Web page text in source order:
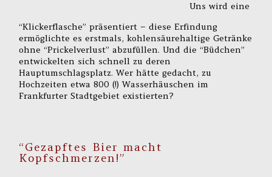
Uns wird eine
“Klickerflasche” präsentiert – diese Erfindung
ermöglichte es erstmals, kohlensäurehaltige Getränke
ohne “Prickelverlust” abzufüllen. Und die “Büdchen”
entwickelten sich schnell zu deren
Hauptumschlagsplatz. Wer hätte gedacht, zu
Hochzeiten etwa 800 (!) Wasserhäuschen im
Frankfurter Stadtgebiet existierten?
“Gezapftes Bier macht
Kopfschmerzen!”